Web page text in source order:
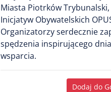
Miasta Piotrków
Inicjatyw Obywatelskich
Organizatorzy serdecznie
spędzenia inspirującego
wsparcia.
Dodaj do